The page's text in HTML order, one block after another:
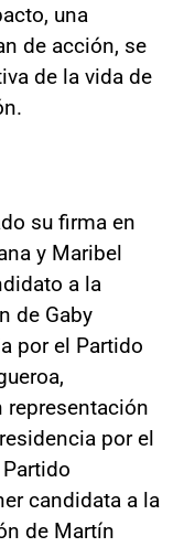
una
de acción, se
de la vida de
su firma en
y Maribel
a la
de Gaby
por el Partido
representación
por el
candidata a la
de Martín